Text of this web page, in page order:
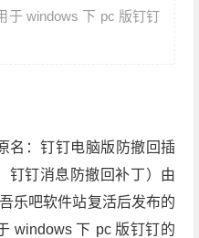
于 windows 下 pc 版钉钉
名：钉钉电脑版防撤回插
钉钉消息防撤回补丁）由
乐吧软件站复活后发布的
windows 下 pc 版钉钉的